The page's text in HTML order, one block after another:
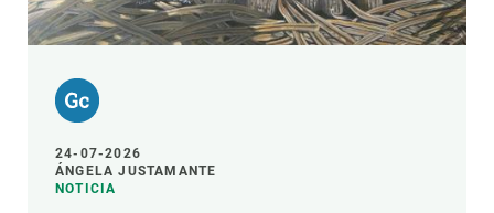
24-07-2026
ÁNGELA JUSTAMANTE
NOTICIA